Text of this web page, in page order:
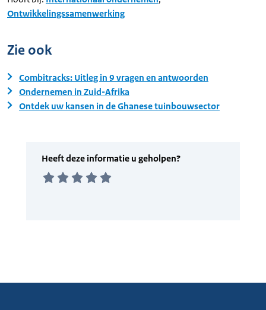
Ontwikkelingssamenwerking
Zie ook
Combitracks: Uitleg in 9 vragen en antwoorden
Ondernemen in Zuid-Afrika
Ontdek uw kansen in de Ghanese tuinbouwsector